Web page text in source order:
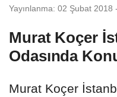
Yayınlanma: 02 Şubat 2018
Murat Koçer
Odasında
Murat Koçer